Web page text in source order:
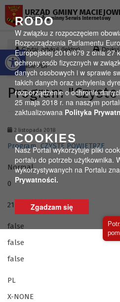
Otwórz pasek narzędzi
RODO
W związku z rozpoczęciem
Rozporządzenia Parlamentu
Europejskiej 2016/679 z dnia 27
ochrony osób fizycznych w
danych osobowych i w sprawie
takich danych oraz uchylenia
rozporządzenie o ochronie
25 maja 2018 r. na naszym
zaktualizowana Polityka
COOKIES
Nasz Portal wykorzytuje pliki
portalu do potrzeb użytkownika.
wykorzystywanych na Portalu
Prywatności.
Zgadzam się
URZĄD GMINY
Oficjalny gminny Serwis Internetowy
Czytaj artykuł (lektor) Drukuj
formacie PDF
Program
2 listopada 2018
ProgramCZYSTE POWIETRZE
Normal
0
21
false
false
false
PL
X-NONE